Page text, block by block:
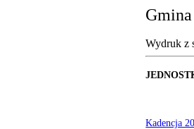
Wydruk z
Kadencja